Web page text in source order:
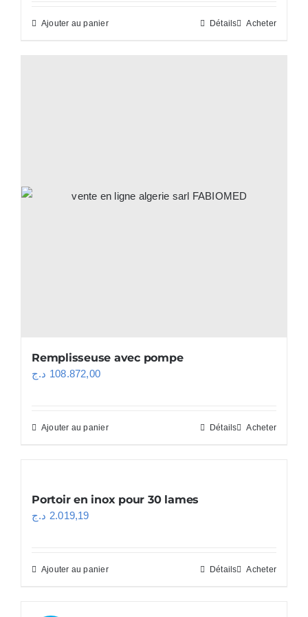
Ajouter au panier Acheter
Détails
Remplisseuse avec pompe
108.872,00 د.ج
Ajouter au panier Acheter
Détails
Portoir en inox pour 30 lames
2.019,19 د.ج
Ajouter au panier Acheter
Détails